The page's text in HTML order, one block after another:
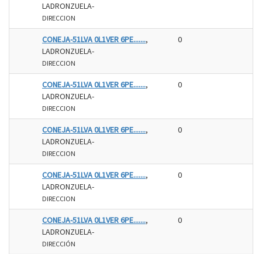
LADRONZUELA-
DIRECCION
CONEJA-51LVA 0L1VER 6PE.......,
LADRONZUELA-
DIRECCION
0
CONEJA-51LVA 0L1VER 6PE.......,
LADRONZUELA-
DIRECCION
0
CONEJA-51LVA 0L1VER 6PE.......,
LADRONZUELA-
DIRECCION
0
CONEJA-51LVA 0L1VER 6PE.......,
LADRONZUELA-
DIRECCION
0
CONEJA-51LVA 0L1VER 6PE.......,
LADRONZUELA-
DIRECCIÓN
0